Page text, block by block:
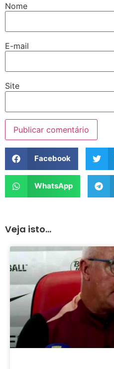
Nome
E-mail
Site
Facebook
WhatsApp
Veja isto...